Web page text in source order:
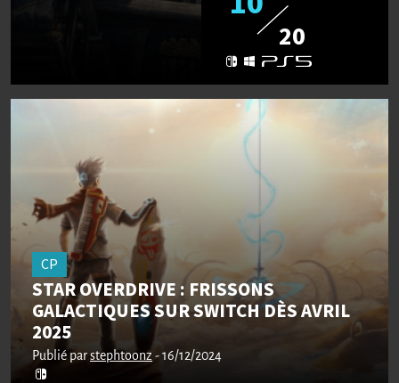
20
CP
STAR OVERDRIVE : FRISSONS
GALACTIQUES SUR SWITCH DÈS AVRIL
2025
Publié parstephtoonz - 16/12/2024